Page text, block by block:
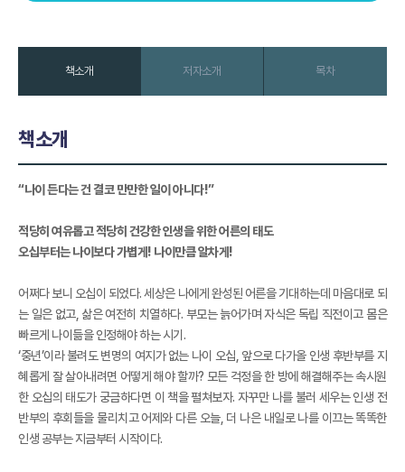
책소개 저자소개 목차
책소개
“나이 든다는 건 결코 만만한 일이 아니다!”
적당히 여유롭고 적당히 건강한 인생을 위한 어른의 태도
오십부터는 나이보다 가볍게! 나이만큼 알차게!
어쩌다 보니 오십이 되었다. 세상은 나에게 완성된 어른을 기대하는데 마음대로 되
는 일은 없고, 삶은 여전히 치열하다. 부모는 늙어가며 자식은 독립 직전이고 몸은
빠르게 나이듦을 인정해야 하는 시기.
‘중년’이라 불려도 변명의 여지가 없는 나이 오십, 앞으로 다가올 인생 후반부를 지
혜롭게 잘 살아내려면 어떻게 해야 할까? 모든 걱정을 한 방에 해결해주는 속시원
한 오십의 태도가 궁금하다면 이 책을 펼쳐보자. 자꾸만 나를 불러 세우는 인생 전
반부의 후회들을 물리치고 어제와 다른 오늘, 더 나은 내일로 나를 이끄는 똑똑한
인생 공부는 지금부터 시작이다.